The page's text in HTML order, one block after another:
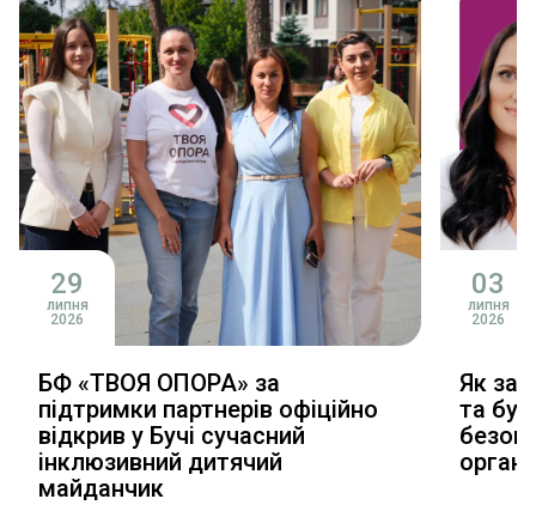
29
липня
2026
БФ «ТВОЯ ОПОРА» за
підтримки партнерів офіційно
відкрив у Бучі сучасний
інклюзивний дитячий
майданчик
03
липня
2026
Як
та